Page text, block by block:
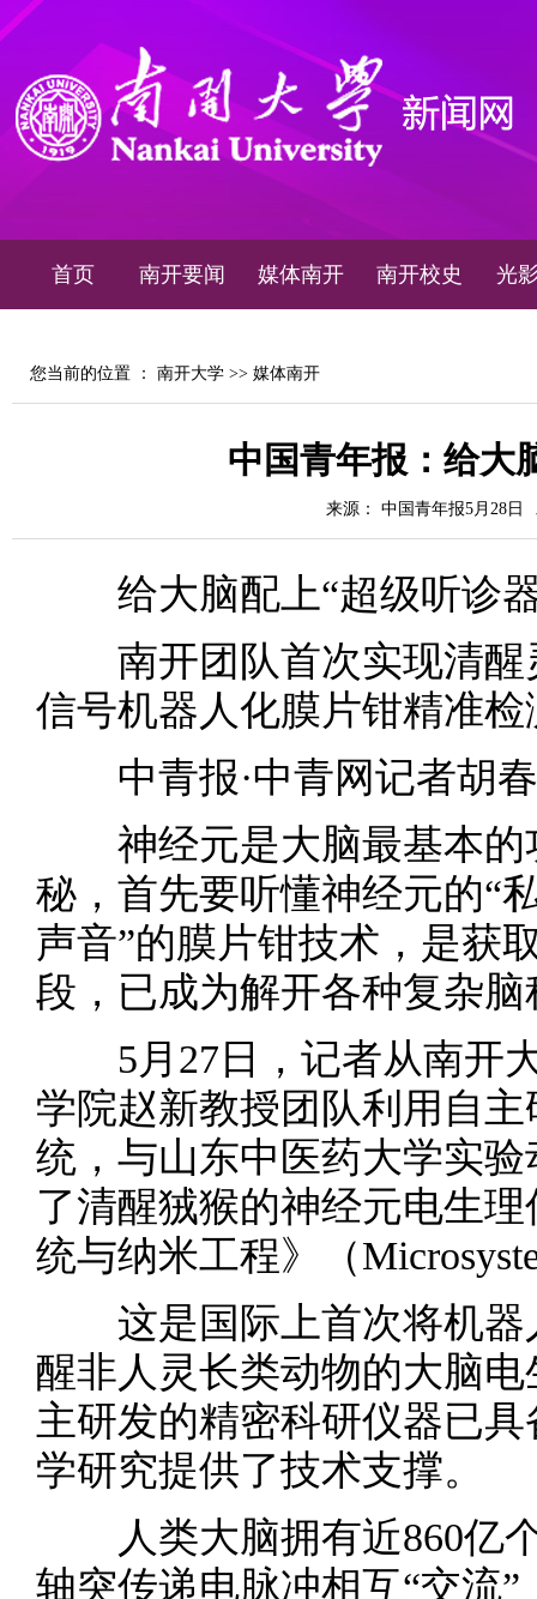
首页 南开要闻 媒体南开 南开校史 光
您当前的位置 ： 南开大学 >> 媒体南开
中国青年报：给大
来源： 中国青年报5月28日
给大脑配上“超级听诊
南开团队首次实现清醒
信号机器人化膜片钳精准检
中青报·中青网记者胡春
神经元是大脑最基本的
秘，首先要听懂神经元的“
声音”的膜片钳技术，是获
段，已成为解开各种复杂
5月27日，记者从南开大
学院赵新教授团队利用自
统，与山东中医药大学实
了清醒狨猴的神经元电生
统与纳米工程》（
这是国际上首次将机器
醒非人灵长类动物的大脑
主研发的精密科研仪器已
学研究提供了技术支撑。
人类大脑拥有近860亿个
轴突传递电脉冲相互“交流